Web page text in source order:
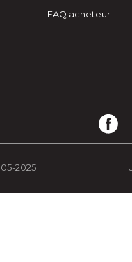
FAQ acheteur
2025